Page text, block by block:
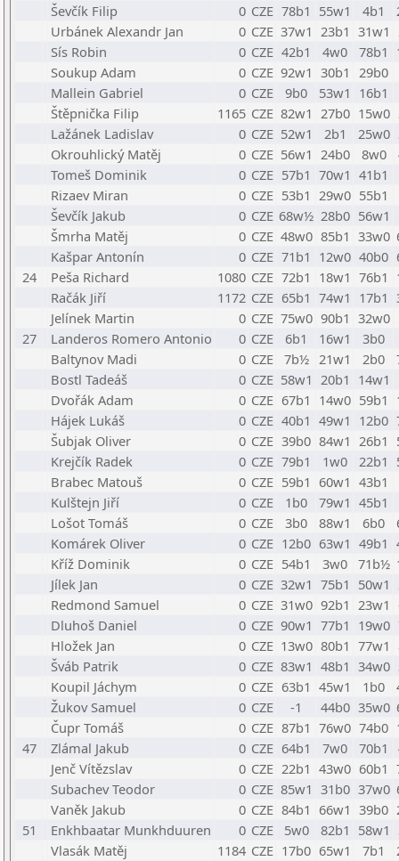
Ševčík Filip
0 CZE 78b1 55w1 4b1
Urbánek Alexandr Jan
0 CZE 37w1 23b1 31w1
Sís Robin
0 CZE 42b1 4w0 78b1
Soukup Adam
0 CZE 92w1 30b1 29b0
Mallein Gabriel
0 CZE 9b0 53w1 16b1
Štěpnička Filip
1165 CZE 82w1 27b0 15w0
Lažánek Ladislav
0 CZE 52w1 2b1 25w0
Okrouhlický Matěj
0 CZE 56w1 24b0 8w0
Tomeš Dominik
0 CZE 57b1 70w1 41b1
Rizaev Miran
0 CZE 53b1 29w0 55b1
Ševčík Jakub
0 CZE 68w½ 28b0 56w1
Šmrha Matěj
0 CZE 48w0 85b1 33w0
Kašpar Antonín
0 CZE 71b1 12w0 40b0
24
Peša Richard 1080 CZE 72b1 18w1 76b1
Račák Jiří
1172 CZE 65b1 74w1 17b1
Jelínek Martin
0 CZE 75w0 90b1 32w0
27
Landeros Romero Antonio 0 CZE 6b1 16w1 3b0
Baltynov Madi
0 CZE 7b½ 21w1 2b0
Bostl Tadeáš
0 CZE 58w1 20b1 14w1
Dvořák Adam
0 CZE 67b1 14w0 59b1
Hájek Lukáš
0 CZE 40b1 49w1 12b0
Šubjak Oliver
0 CZE 39b0 84w1 26b1
Krejčík Radek
0 CZE 79b1 1w0 22b1
Brabec Matouš
0 CZE 59b1 60w1 43b1
Kulštejn Jiří
0 CZE 1b0 79w1 45b1
Lošot Tomáš
0 CZE 3b0 88w1 6b0
Komárek Oliver
0 CZE 12b0 63w1 49b1
Kříž Dominik
0 CZE 54b1 3w0 71b½
Jílek Jan
0 CZE 32w1 75b1 50w1
Redmond Samuel
0 CZE 31w0 92b1 23w1
Dluhoš Daniel
0 CZE 90w1 77b1 19w0
Hložek Jan
0 CZE 13w0 80b1 77w1
Šváb Patrik
0 CZE 83w1 48b1 34w0
Koupil Jáchym
0 CZE 63b1 45w1 1b0
Žukov Samuel
0 CZE -1 44b0 35w0
Čupr Tomáš
0 CZE 87b1 76w0 74b0
47
Zlámal Jakub 0 CZE 64b1 7w0 70b1
Jenč Vítězslav
0 CZE 22b1 43w0 60b1
Subachev Teodor
0 CZE 85w1 31b0 37w0
Vaněk Jakub
0 CZE 84b1 66w1 39b0
51
Enkhbaatar Munkhduuren 0 CZE 5w0 82b1 58w1
Vlasák Matěj
1184 CZE 17b0 65w1 7b1